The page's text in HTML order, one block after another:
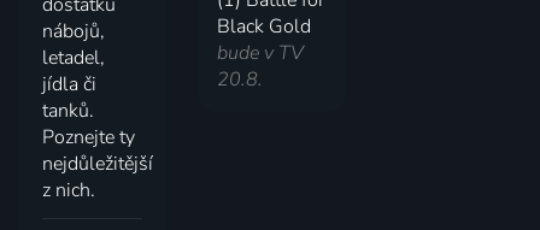
nábojů,
letadel,
jídla či
tanků.
Poznejte ty
nejdůležitější
z nich.
Black Gold
bude v TV
20.8.